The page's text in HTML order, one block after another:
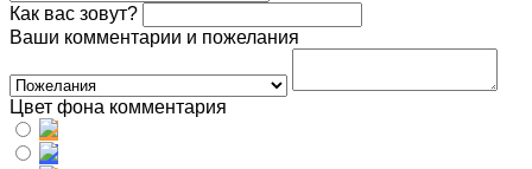
Как вас зовут?
Ваши комментарии и пожелания
Цвет фона комментария